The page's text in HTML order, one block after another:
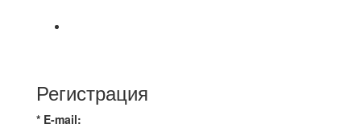
Регистрация
* E-mail: